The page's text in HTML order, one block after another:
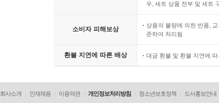
우, 세트 상품 전부 및 세트
소비자 피해보상
상품의 불량에 의한 반품,
준하여 처리됨
환불 지연에 따른 배상 대금 환불 및 환불 지연에
회사소개 인재채용 이용약관 개인정보처리방침 청소년보호정책 도서홍보안내